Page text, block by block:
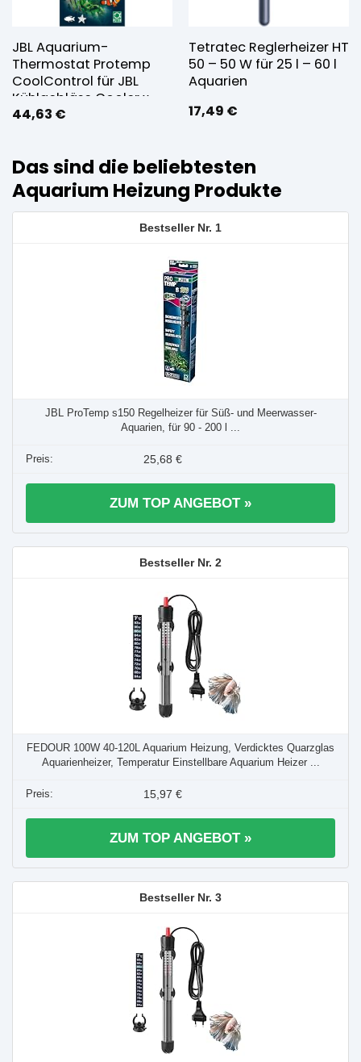
JBL Aquarium-
Thermostat Protemp
CoolControl für JBL
Kühlgebläse Cooler x
44,63 €
Tetratec Reglerheizer HT
50 – 50 W für 25 l – 60 l
Aquarien
17,49 €
Das sind die beliebtesten
Aquarium Heizung Produkte
1
JBL ProTemp s150 Regelheizer für Süß- und Meerwasser-
Aquarien, für 90 - 200 l ...
25,68 €
ZUM TOP ANGEBOT »
2
FEDOUR 100W 40-120L Aquarium Heizung, Verdicktes Quarzglas
Aquarienheizer, Temperatur Einstellbare Aquarium Heizer ...
15,97 €
ZUM TOP ANGEBOT »
3